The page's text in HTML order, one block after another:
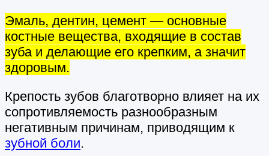
Эмаль, дентин, цемент — основные
костные вещества, входящие в состав
зуба и делающие его крепким, а значит
здоровым.
Крепость зубов благотворно влияет на их
сопротивляемость разнообразным
негативным причинам, приводящим к
зубной боли.